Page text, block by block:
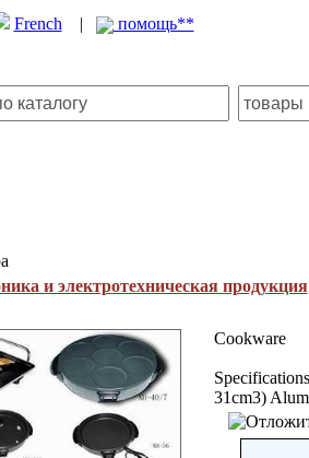
French | помощь**
и электротехническая продукция
Cookware
31cm3)